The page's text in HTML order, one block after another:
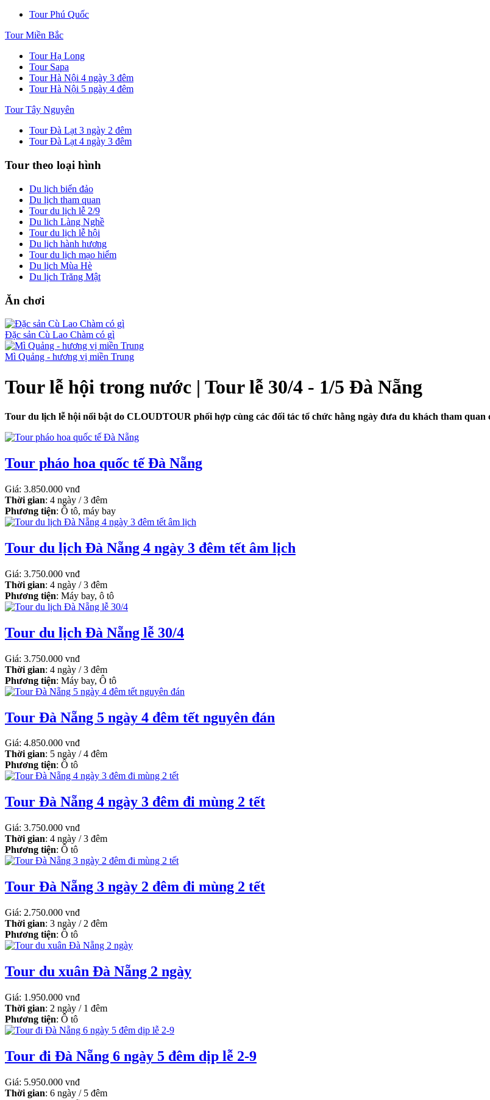
Tour Phú Quốc
Tour Miền Bắc
Tour Hạ Long
Tour Sapa
Tour Hà Nội 4 ngày 3 đêm
Tour Hà Nội 5 ngày 4 đêm
Tour Tây Nguyên
Tour Đà Lạt 3 ngày 2 đêm
Tour Đà Lạt 4 ngày 3 đêm
Tour theo loại hình
Du lịch biển đảo
Du lịch tham quan
Tour du lịch lễ 2/9
Du lich Làng Nghề
Tour du lịch lễ hội
Du lịch hành hương
Tour du lịch mạo hiểm
Du lịch Mùa Hè
Du lịch Trăng Mật
Ăn chơi
Đặc sản Cù Lao Chàm có gì
Mì Quảng - hương vị miền Trung
Tour lễ hội trong nước | Tour lễ 30/4 - 1/5 Đà Nẵng
Tour du lịch lễ hội nổi bật do CLOUDTOUR phối hợp cùng các đối tác tổ chức hằng ngày đưa du khách tham quan
Tour pháo hoa quốc tế Đà Nẵng
Giá: 3.850.000 vnđ
Thời gian: 4 ngày / 3 đêm
Phương tiện: Ô tô, máy bay
Tour du lịch Đà Nẵng 4 ngày 3 đêm tết âm lịch
Giá: 3.750.000 vnđ
Thời gian: 4 ngày / 3 đêm
Phương tiện: Máy bay, ô tô
Tour du lịch Đà Nẵng lễ 30/4
Giá: 3.750.000 vnđ
Thời gian: 4 ngày / 3 đêm
Phương tiện: Máy bay, Ô tô
Tour Đà Nẵng 5 ngày 4 đêm tết nguyên đán
Giá: 4.850.000 vnđ
Thời gian: 5 ngày / 4 đêm
Phương tiện: Ô tô
Tour Đà Nẵng 4 ngày 3 đêm đi mùng 2 tết
Giá: 3.750.000 vnđ
Thời gian: 4 ngày / 3 đêm
Phương tiện: Ô tô
Tour Đà Nẵng 3 ngày 2 đêm đi mùng 2 tết
Giá: 2.750.000 vnđ
Thời gian: 3 ngày / 2 đêm
Phương tiện: Ô tô
Tour du xuân Đà Nẵng 2 ngày
Giá: 1.950.000 vnđ
Thời gian: 2 ngày / 1 đêm
Phương tiện: Ô tô
Tour đi Đà Nẵng 6 ngày 5 đêm dịp lễ 2-9
Giá: 5.950.000 vnđ
Thời gian: 6 ngày / 5 đêm